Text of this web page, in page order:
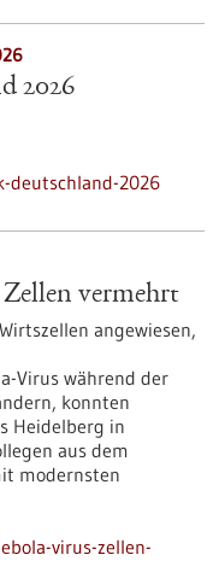
2026
2026
vermehrt
angewiesen,
Virus während der
konnten
Heidelberg in
aus dem
modernsten
virus-zellen-